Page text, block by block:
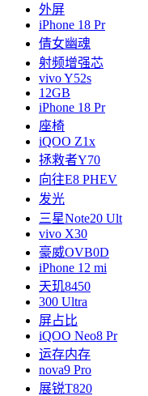
外屏
iPhone 18 Pr
倩女幽魂
射频增强芯
vivo Y52s
12GB
iPhone 18 Pr
座椅
iQOO Z1x
拯救者Y70
向往E8 PHEV
发光
三星Note20 Ult
vivo X30
豪威OVB0D
iPhone 12 mi
天玑8450
300 Ultra
屏占比
iQOO Neo8 Pr
运存内存
nova9 Pro
展锐T820